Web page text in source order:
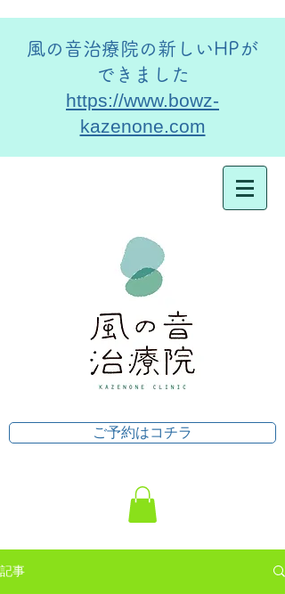
​風の音治療院の新しいHPが
できました
https://www.bowz-
kazenone.com
ご予約はコチラ
記事